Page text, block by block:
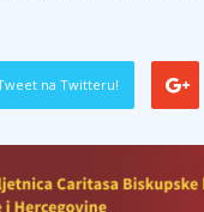
na Twitteru!